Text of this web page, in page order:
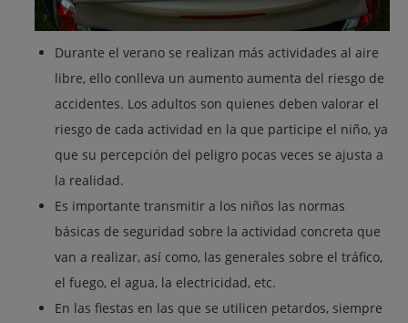
Durante el verano se realizan más actividades al aire
libre, ello conlleva un aumento aumenta del riesgo de
accidentes. Los adultos son quienes deben valorar el
riesgo de cada actividad en la que participe el niño, ya
que su percepción del peligro pocas veces se ajusta a
la realidad.
Es importante transmitir a los niños las normas
básicas de seguridad sobre la actividad concreta que
van a realizar, así como, las generales sobre el tráfico,
el fuego, el agua, la electricidad, etc.
En las fiestas en las que se utilicen petardos, siempre